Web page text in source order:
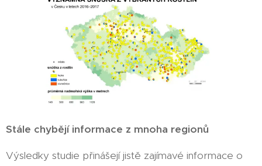
Stále chybějí informace z mnoha regionů
Výsledky studie přinášejí jistě zajímavé informace o